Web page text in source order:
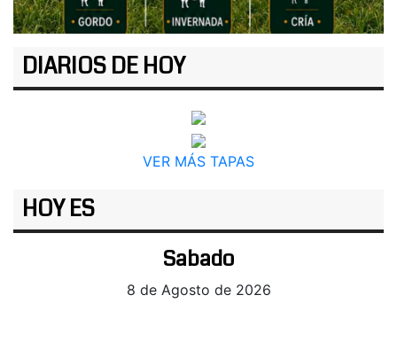
DIARIOS DE HOY
VER MÁS TAPAS
HOY ES
Sabado
8 de Agosto de 2026